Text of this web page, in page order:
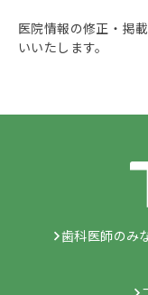
医院情報の修正・掲
いいたします。
歯科医師のみ